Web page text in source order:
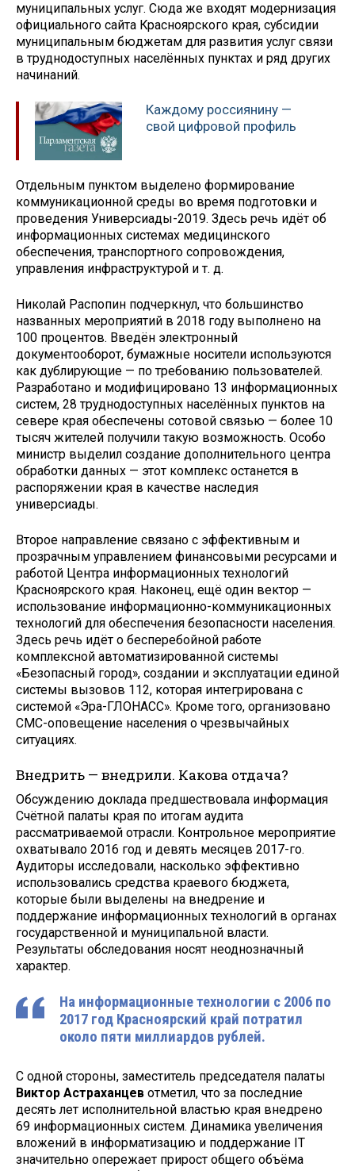
муниципальных услуг. Сюда же входят модернизация
официального сайта Красноярского края, субсидии
муниципальным бюджетам для развития услуг связи
в труднодоступных населённых пунктах и ряд других
начинаний.
Каждому россиянину —
свой цифровой профиль
Отдельным пунктом выделено формирование
коммуникационной среды во время подготовки и
проведения Универсиады-2019. Здесь речь идёт об
информационных системах медицинского
обеспечения, транспортного сопровождения,
управления инфраструктурой и т. д.
Николай Распопин подчеркнул, что большинство
названных мероприятий в 2018 году выполнено на
100 процентов. Введён электронный
документооборот, бумажные носители используются
как дублирующие — по требованию пользователей.
Разработано и модифицировано 13 информационных
систем, 28 труднодоступных населённых пунктов на
севере края обеспечены сотовой связью — более 10
тысяч жителей получили такую возможность. Особо
министр выделил создание дополнительного центра
обработки данных — этот комплекс останется в
распоряжении края в качестве наследия
универсиады.
Второе направление связано с эффективным и
прозрачным управлением финансовыми ресурсами и
работой Центра информационных технологий
Красноярского края. Наконец, ещё один вектор —
использование информационно-коммуникационных
технологий для обеспечения безопасности населения.
Здесь речь идёт о бесперебойной работе
комплексной автоматизированной системы
«Безопасный город», создании и эксплуатации единой
системы вызовов 112, которая интегрирована с
системой «Эра-ГЛОНАСС». Кроме того, организовано
СМС-оповещение населения о чрезвычайных
ситуациях.
Внедрить — внедрили. Какова отдача?
Обсуждению доклада предшествовала информация
Счётной палаты края по итогам аудита
рассматриваемой отрасли. Контрольное мероприятие
охватывало 2016 год и девять месяцев 2017-го.
Аудиторы исследовали, насколько эффективно
использовались средства краевого бюджета,
которые были выделены на внедрение и
поддержание информационных технологий в органах
государственной и муниципальной власти.
Результаты обследования носят неоднозначный
характер.
На информационные технологии с 2006 по
2017 год Красноярский край потратил
около пяти миллиардов рублей.
С одной стороны, заместитель председателя палаты
Виктор Астраханцев отметил, что за последние
десять лет исполнительной властью края внедрено
69 информационных систем. Динамика увеличения
вложений в информатизацию и поддержание IT
значительно опережает прирост общего объёма